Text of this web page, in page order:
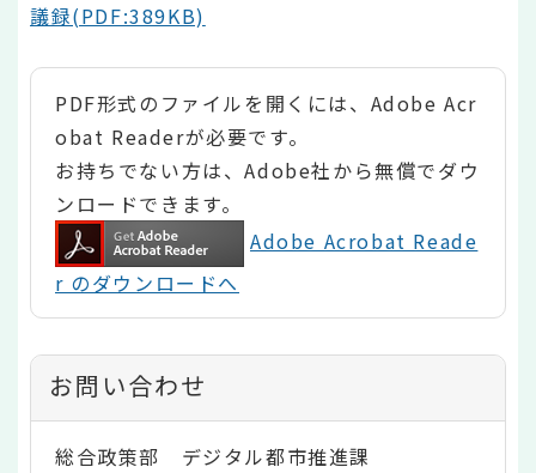
議録(PDF:389KB)
PDF形式のファイルを開くには、Adobe Acr
obat Readerが必要です。
お持ちでない方は、Adobe社から無償でダウ
ンロードできます。
Adobe Acrobat Reade
r のダウンロードへ
お問い合わせ
総合政策部 デジタル都市推進課